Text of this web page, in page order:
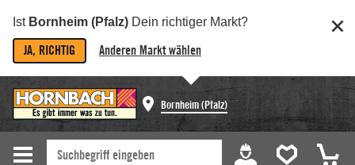
Ist Bornheim (Pfalz) Dein richtiger Markt?
JA, RICHTIG Anderen Markt wählen
Bornheim (Pfalz)